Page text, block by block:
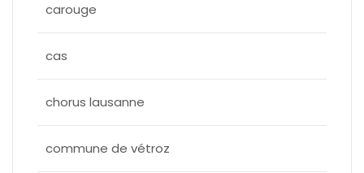
carouge
cas
chorus lausanne
commune de vétroz